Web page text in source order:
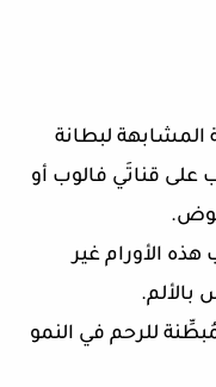
المشابهة لبطانة
على قناتَي فالوب أو
هذه الأورام غير
بالألم.
للرحم في النمو